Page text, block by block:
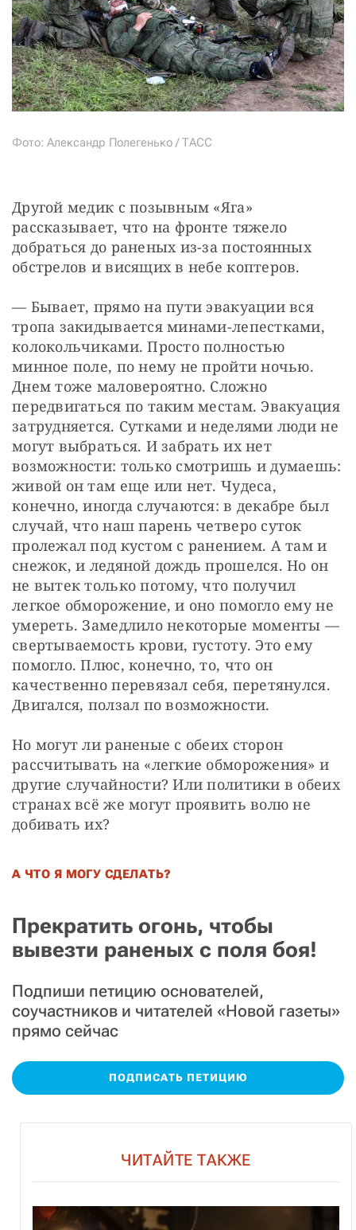
Фото: Александр Полегенько / ТАСС
Другой медик с позывным «Яга»
рассказывает, что на фронте тяжело
добраться до раненых из-за постоянных
обстрелов и висящих в небе коптеров.
— Бывает, прямо на пути эвакуации вся
тропа закидывается минами-лепестками,
колокольчиками. Просто полностью
минное поле, по нему не пройти ночью.
Днем тоже маловероятно. Сложно
передвигаться по таким местам. Эвакуация
затрудняется. Сутками и неделями люди не
могут выбраться. И забрать их нет
возможности: только смотришь и думаешь:
живой он там еще или нет. Чудеса,
конечно, иногда случаются: в декабре был
случай, что наш парень четверо суток
пролежал под кустом с ранением. А там и
снежок, и ледяной дождь прошелся. Но он
не вытек только потому, что получил
легкое обморожение, и оно помогло ему не
умереть. Замедлило некоторые моменты —
свертываемость крови, густоту. Это ему
помогло. Плюс, конечно, то, что он
качественно перевязал себя, перетянулся.
Двигался, ползал по возможности.
Но могут ли раненые с обеих сторон
рассчитывать на «легкие обморожения» и
другие случайности? Или политики в обеих
странах всё же могут проявить волю не
добивать их?
А ЧТО Я МОГУ СДЕЛАТЬ?
Прекратить огонь, чтобы
вывезти раненых с поля боя!
Подпиши петицию основателей,
соучастников и читателей «Новой газеты»
прямо сейчас
ПОДПИСАТЬ ПЕТИЦИЮ
ЧИТАЙТЕ ТАКЖЕ